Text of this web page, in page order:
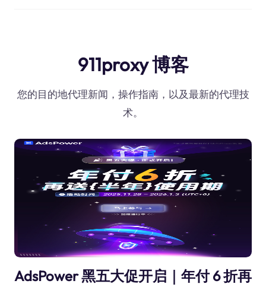
911proxy 博客
您的目的地代理新闻，操作指南，以及最新的代理技
术。
AdsPower 黑五大促开启｜年付 6 折再